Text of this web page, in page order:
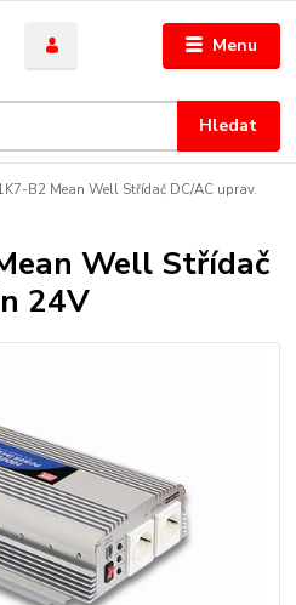
Menu
Hledat
B2 Mean Well Střídač DC/AC uprav.
Well Střídač
24V